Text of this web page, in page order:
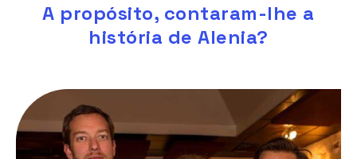
A propósito, contaram-lhe a
história de Alenia?